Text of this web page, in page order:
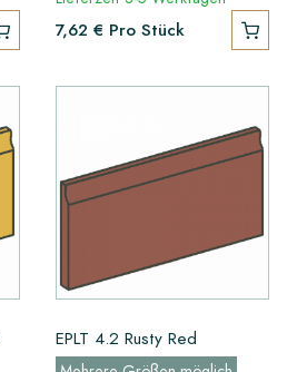
7,62 € Pro Stück
EPLT 4.2 Rusty Red